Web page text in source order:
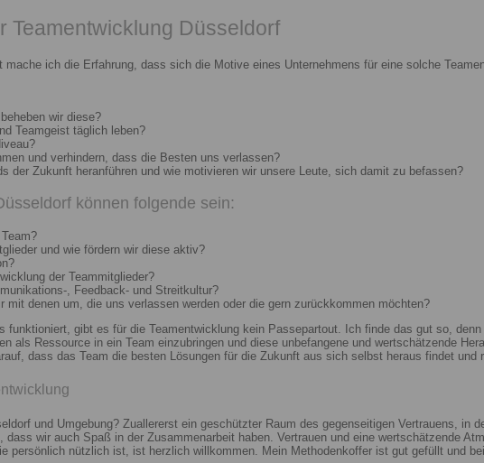
Teamentwicklung Düsseldorf
ich die Erfahrung, dass sich die Motive eines Unternehmens für eine solche
wir diese?
Teamgeist täglich leben?
und verhindern, dass die Besten uns verlassen?
der Zukunft heranführen und wie motivieren wir unsere Leute, sich damit zu befassen?
können folgende sein:
und wie fördern wir diese aktiv?
der Teammitglieder?
, Feedback- und Streitkultur?
mit denen um, die uns verlassen werden oder die gern zurückkommen möchten?
funktioniert, gibt es für die Teamentwicklung kein Passepartout. Ich finde das gut so,
als Ressource in ein Team einzubringen und diese unbefangene und wertschätzende
dass das Team die besten Lösungen für die Zukunft aus sich selbst heraus findet und
und Umgebung? Zuallererst ein geschützter Raum des gegenseitigen Vertrauens, in
wir auch Spaß in der Zusammenarbeit haben. Vertrauen und eine wertschätzende
persönlich nützlich ist, ist herzlich willkommen. Mein Methodenkoffer ist gut gefüllt und